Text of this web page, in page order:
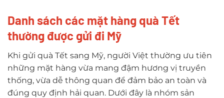
Danh sách các mặt hàng quà Tết
thường được gửi đi Mỹ
Khi gửi quà Tết sang Mỹ, người Việt thường ưu tiên
những mặt hàng vừa mang đậm hương vị truyền
thống, vừa dễ thông quan để đảm bảo an toàn và
đúng quy định hải quan. Dưới đây là nhóm sản